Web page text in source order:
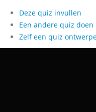
Deze quiz invullen
Een andere quiz doen
Zelf een quiz